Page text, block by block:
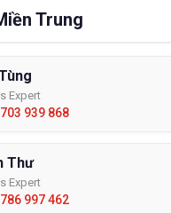
nhiệt 1600 độ C 4HV
Trung
Expert
939 868
Thư
Expert
997 462